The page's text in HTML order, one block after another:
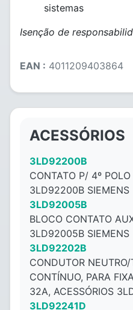
sistemas
Isenção de
EAN : 4011209403864
ACESSÓRIOS
3LD92200B
CONTATO P/ 4º
3LD92200B SIEMENS
3LD92005B
BLOCO CONTATO
3LD92005B SIEMENS
3LD92202B
CONDUTOR
CONTÍNUO, PARA
32A, ACESSÓRIOS
3LD92241D